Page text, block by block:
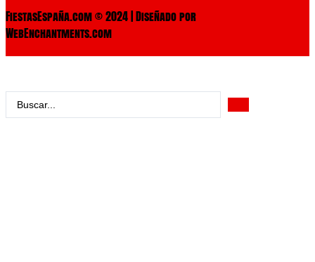
FiestasEspaña.com © 2024 | Diseñado por
WebEnchantments.com